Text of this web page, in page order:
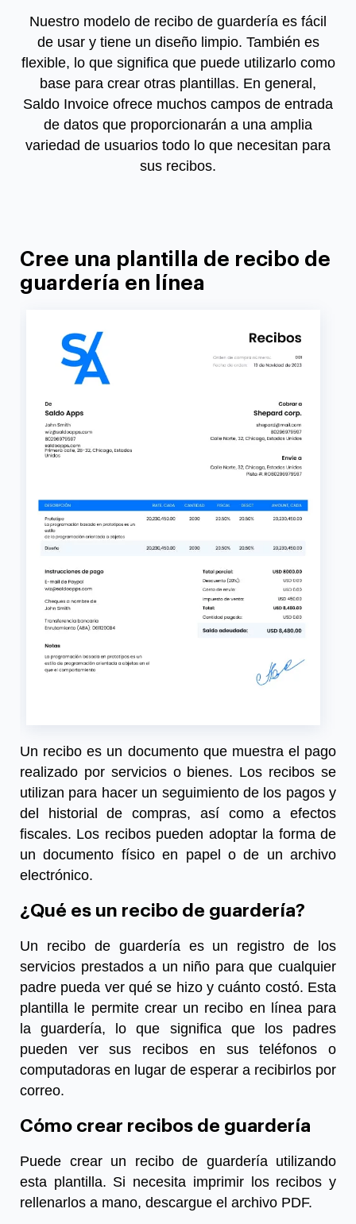
Nuestro modelo de recibo de guardería es fácil
de usar y tiene un diseño limpio. También es
flexible, lo que significa que puede utilizarlo como
base para crear otras plantillas. En general,
Saldo Invoice ofrece muchos campos de entrada
de datos que proporcionarán a una amplia
variedad de usuarios todo lo que necesitan para
sus recibos.
Cree una plantilla de recibo de
guardería en línea
Un recibo es un documento que muestra el pago
realizado por servicios o bienes. Los recibos se
utilizan para hacer un seguimiento de los pagos y
del historial de compras, así como a efectos
fiscales. Los recibos pueden adoptar la forma de
un documento físico en papel o de un archivo
electrónico.
¿Qué es un recibo de guardería?
Un recibo de guarderíaes un registro de los
servicios prestados a un niño para que cualquier
padre pueda ver qué se hizo y cuánto costó. Esta
plantilla le permite crear un recibo en línea para
la guardería, lo que significa que los padres
pueden ver sus recibos en sus teléfonos o
computadoras en lugar de esperar a recibirlos por
correo.
Cómo crear recibos de guardería
Puede crear un recibo de guardería utilizando
esta plantilla. Si necesita imprimir los recibos y
rellenarlos a mano, descargue el archivo PDF.